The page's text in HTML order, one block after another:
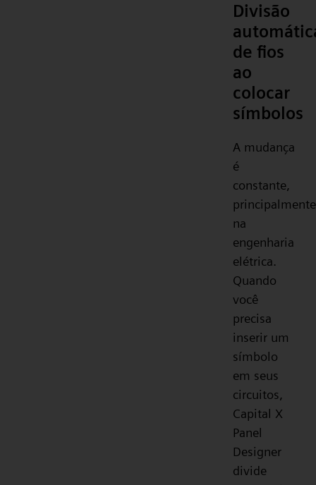
Divisão
de fios
ao
colocar
símbolos
A mudança
é
constante,
principalmente
na
engenharia
elétrica.
Quando
você
precisa
inserir um
símbolo
em seus
circuitos,
Capital X
Panel
Designer
divide